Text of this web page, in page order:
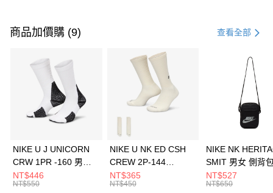
信用卡一次付款
3 期 0 利率 每期 21家銀行
合作金庫商業銀行
第一商業銀行
華南商業銀行
彰化商業銀行
上海商業儲蓄銀行
元大商業銀行
Apple Pay
全盈+PAY
AFTEE先享後付
商品加價購 (9) 查看全部
NIKE U J UNICORN
CRW 1PR -160 男女
中統襪 FZ3393100
NT$446
NT$550
NIKE U NK ED CSH
CREW 2P-144
EMBRDY 男女 短統襪
FZ3073133
NT$365
NT$450
NIKE NK
SMIT 男女 側背
BA5871010
NT$527
NT$650